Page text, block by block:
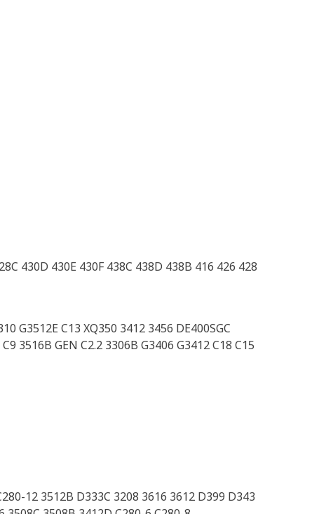
430D 430E 430F 438C 438D 438B 416 426 428
G3512E C13 XQ350 3412 3456 DE400SGC
3516B GEN C2.2 3306B G3406 G3412 C18 C15
12 3512B D333C 3208 3616 3612 D399 D343